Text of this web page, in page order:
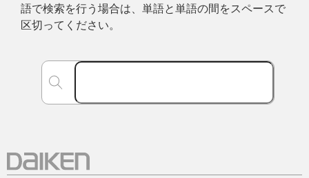
語で検索を行う場合は、単語と単語の間をスペースで
区切ってください。